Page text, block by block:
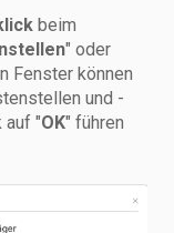
beim
" oder
Fenster können
und -
auf "OK" führen